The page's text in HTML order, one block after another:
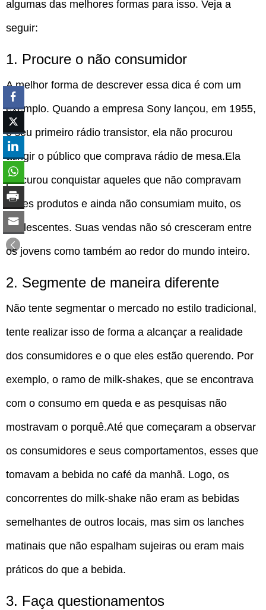
algumas das melhores formas para isso. Veja a
seguir:
1. Procure o não consumidor
A melhor forma de descrever essa dica é com um
exemplo. Quando a empresa Sony lançou, em 1955,
o seu primeiro rádio transistor, ela não procurou
atingir o público que comprava rádio de mesa.Ela
procurou conquistar aqueles que não compravam
esses produtos e ainda não consumiam muito, os
adolescentes. Suas vendas não só cresceram entre
os jovens como também ao redor do mundo inteiro.
2. Segmente de maneira diferente
Não tente segmentar o mercado no estilo tradicional,
tente realizar isso de forma a alcançar a realidade
dos consumidores e o que eles estão querendo. Por
exemplo, o ramo de milk-shakes, que se encontrava
com o consumo em queda e as pesquisas não
mostravam o porquê.Até que começaram a observar
os consumidores e seus comportamentos, esses que
tomavam a bebida no café da manhã. Logo, os
concorrentes do milk-shake não eram as bebidas
semelhantes de outros locais, mas sim os lanches
matinais que não espalham sujeiras ou eram mais
práticos do que a bebida.
3. Faça questionamentos